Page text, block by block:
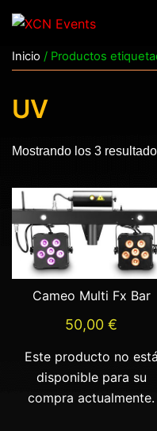
Saltar
contenido
Inicio / Productos
UV
Mostrando los 3
Cameo Multi Fx Bar
50,00€
Este producto no está
disponible para su
compra actualmente.